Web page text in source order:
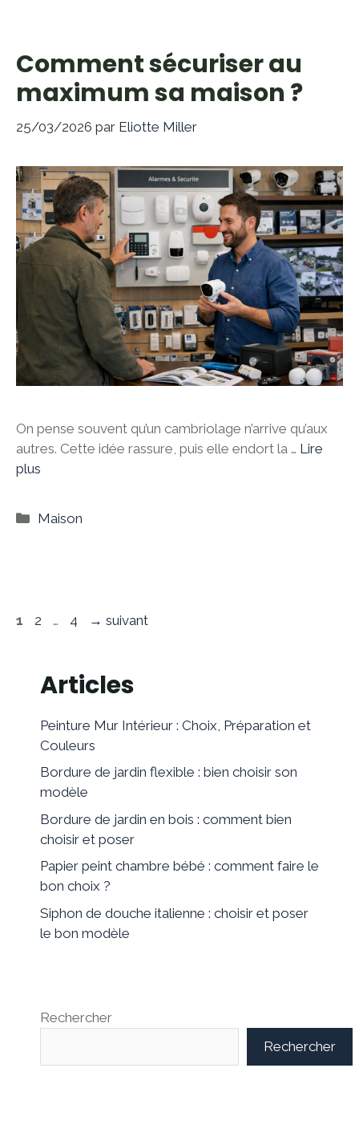
Comment sécuriser au
maximum sa maison ?
25/03/2026 par Eliotte Miller
On pense souvent qu’un cambriolage n’arrive qu’aux
autres. Cette idée rassure, puis elle endort la … Lire
plus
Catégories
Maison
Page
1 Page
2 … Page
4 → suivant
Articles
Peinture Mur Intérieur : Choix, Préparation et
Couleurs
Bordure de jardin flexible : bien choisir son
modèle
Bordure de jardin en bois : comment bien
choisir et poser
Papier peint chambre bébé : comment faire le
bon choix ?
Siphon de douche italienne : choisir et poser
le bon modèle
Rechercher
Rechercher